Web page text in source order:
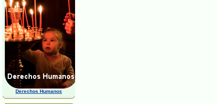
Derechos Humanos